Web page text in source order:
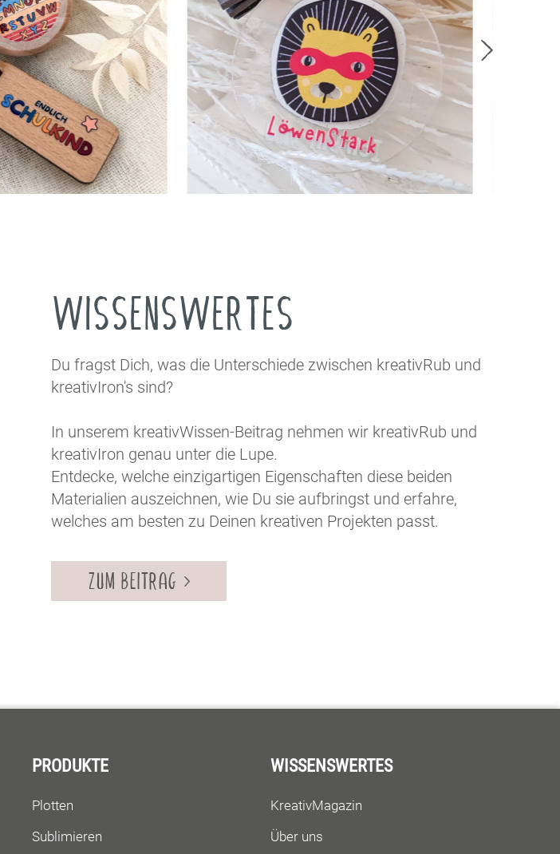
WISSENSWERTES
Du fragst Dich, was die Unterschiede zwischen kreativRub und
kreativIron's sind?
In unserem kreativWissen-Beitrag nehmen wir kreativRub und
kreativIron genau unter die Lupe.
Entdecke, welche einzigartigen Eigenschaften diese beiden
Materialien auszeichnen, wie Du sie aufbringst und erfahre,
welches am besten zu Deinen kreativen Projekten passt.
ZUM BEITRAG
PRODUKTE
Plotten
Sublimieren
WISSENSWERTES
KreativMagazin
Über uns